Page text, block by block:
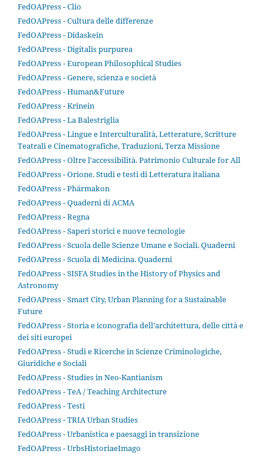
FedOAPress - Clio
FedOAPress - Cultura delle differenze
FedOAPress - Didaskein
FedOAPress - Digitalis purpurea
FedOAPress - European Philosophical Studies
FedOAPress - Genere, scienza e società
FedOAPress - Human&Future
FedOAPress - Krinein
FedOAPress - La Balestriglia
FedOAPress - Lingue e Interculturalità, Letterature, Scritture
Teatrali e Cinematografiche, Traduzioni, Terza Missione
FedOAPress - Oltre l'accessibilità. Patrimonio Culturale for All
FedOAPress - Orione. Studi e testi di Letteratura italiana
FedOAPress - Phármakon
FedOAPress - Quaderni di ACMA
FedOAPress - Regna
FedOAPress - Saperi storici e nuove tecnologie
FedOAPress - Scuola delle Scienze Umane e Sociali. Quaderni
FedOAPress - Scuola di Medicina. Quaderni
FedOAPress - SISFA Studies in the History of Physics and
Astronomy
FedOAPress - Smart City, Urban Planning for a Sustainable
Future
FedOAPress - Storia e iconografia dell’architettura, delle città e
dei siti europei
FedOAPress - Studi e Ricerche in Scienze Criminologiche,
Giuridiche e Sociali
FedOAPress - Studies in Neo-Kantianism
FedOAPress - TeA / Teaching Architecture
FedOAPress - Testi
FedOAPress - TRIA Urban Studies
FedOAPress - Urbanistica e paesaggi in transizione
FedOAPress - UrbsHistoriaeImago